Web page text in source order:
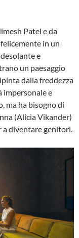
Patel e da
in un
e
un paesaggio
dalla freddezza
impersonale e
ma ha bisogno di
(Alicia Vikander)
a diventare genitori.